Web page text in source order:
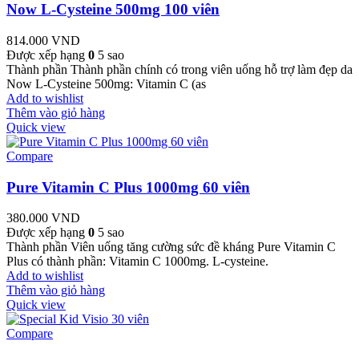
Now L-Cysteine 500mg 100 viên
814.000 VND
Được xếp hạng 0 5 sao
Thành phần Thành phần chính có trong viên uống hỗ trợ làm đẹp da
Now L-Cysteine 500mg: Vitamin C (as
Add to wishlist
Thêm vào giỏ hàng
Quick view
Compare
Pure Vitamin C Plus 1000mg 60 viên
380.000 VND
Được xếp hạng 0 5 sao
Thành phần Viên uống tăng cường sức đề kháng Pure Vitamin C
Plus có thành phần: Vitamin C 1000mg. L-cysteine.
Add to wishlist
Thêm vào giỏ hàng
Quick view
Compare